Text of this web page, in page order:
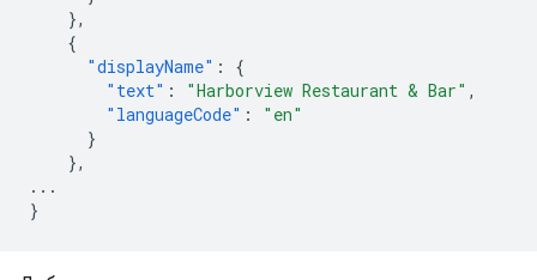
},
{
"displayName" :
{
"text" : "Harborview Restaurant & Bar" ,
"languageCode" :
"en"
}
},
...
}